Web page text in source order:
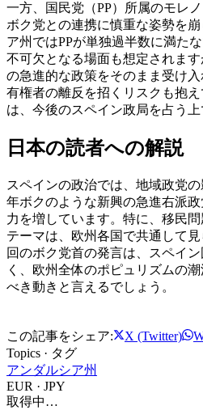
一方、国民党（PP）所属のモレ
ボク党との連携に慎重な姿勢を
ア州ではPPが単独過半数に満た
不可欠となる場面も想定されま
の急進的な政策をそのまま受け
有権者の離反を招くリスクも抱
は、今後のスペイン政局を占う上
日本の読者への解説
スペインの政治では、地域政党
年ボクのような新興の急進右派
力を増しています。特に、移民
テーマは、欧州各国で共通して
回のボク党首の発言は、スペイ
く、欧州全体のポピュリズムの
べき動きと言えるでしょう。
この記事をシェア: X (Twitter)
Topics · タグ
アンダルシア州
EUR · JPY
取得中…